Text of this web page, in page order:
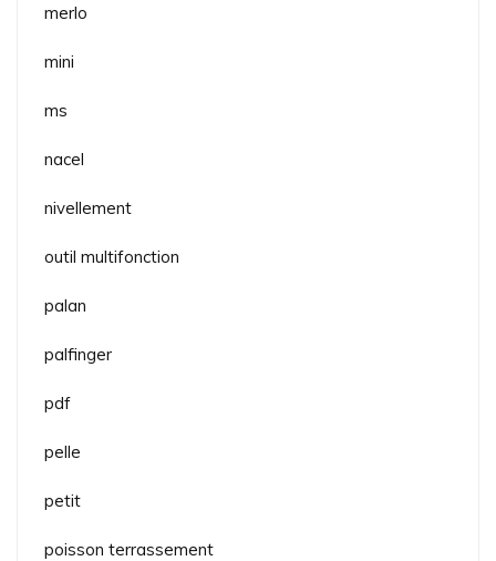
merlo
mini
ms
nacel
nivellement
outil multifonction
palan
palfinger
pdf
pelle
petit
poisson terrassement